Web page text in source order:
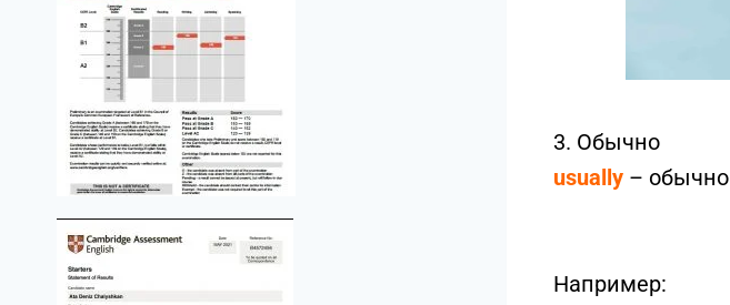
3. Обычно
usually – обычно
Например: